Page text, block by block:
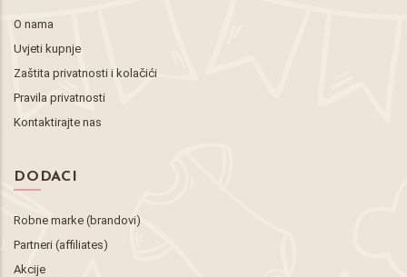
O nama
Uvjeti kupnje
Zaštita privatnosti i kolačići
Pravila privatnosti
Kontaktirajte nas
DODACI
Robne marke (brandovi)
Partneri (affiliates)
Akcije